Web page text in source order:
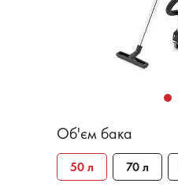
Об'єм бака
50 л 70 л